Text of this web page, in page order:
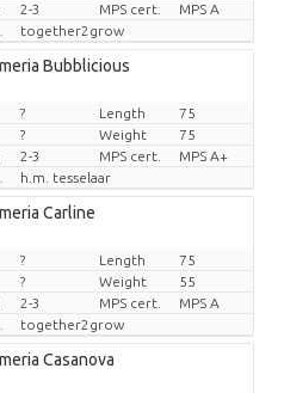
2-3 MPS cert.
MPS A
together2grow
Bubblicious
? Length
75
? Weight
75
2-3 MPS cert.
MPS A+
h.m. tesselaar
Carline
? Length
75
? Weight
55
2-3 MPS cert.
MPS A
together2grow
Casanova